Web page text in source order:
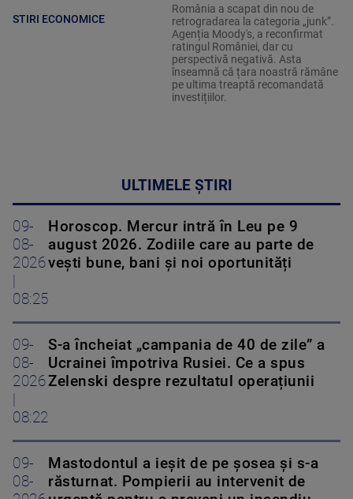
STIRI ECONOMICE
România a scapat din nou de
retrogradarea la categoria „junk”.
Agenția Moody's, a reconfirmat
ratingul României, dar cu
perspectivă negativă. Asta
înseamnă că țara noastră rămâne
pe ultima treaptă recomandată
investițiilor.
ULTIMELE ȘTIRI
09-
08-
2026
08:25
Horoscop. Mercur intră în Leu pe 9
august 2026. Zodiile care au parte de
vești bune, bani și noi oportunități
09-
08-
2026
08:22
S-a încheiat „campania de 40 de zile” a
Ucrainei împotriva Rusiei. Ce a spus
Zelenski despre rezultatul operațiunii
09-
08-
Mastodontul a ieșit de pe șosea și s-a
răsturnat. Pompierii au intervenit de